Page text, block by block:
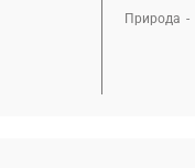
Природа